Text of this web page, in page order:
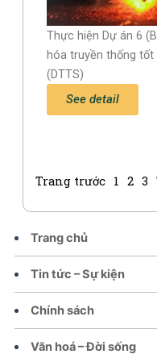
Trang chủ
Tin tức – Sự kiện
Chính sách
Văn hoá – Đời sống
Thực hiện Dự án 6
hóa truyền thống
(DTTS)
See detail
Trang trước 1 2 3